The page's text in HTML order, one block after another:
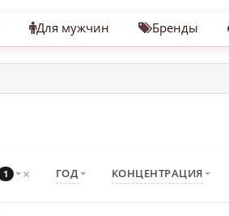
Для мужчин Бренды
1 × ГОД КОНЦЕНТРАЦИЯ